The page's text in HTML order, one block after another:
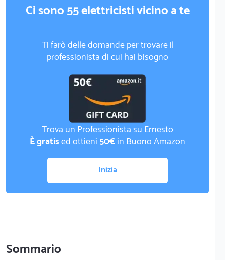
Ci sono 55 elettricisti vicino a te
Ti farò delle domande per trovare il
professionista di cui hai bisogno
Trova un Professionista su Ernesto
È gratised ottieni50€in Buono Amazon
Inizia
Sommario